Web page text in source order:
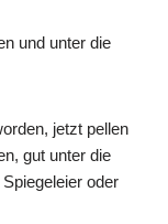
und unter die
jetzt pellen
gut unter die
oder